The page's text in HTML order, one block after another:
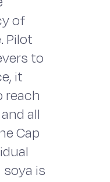
of
Pilot
to
it
reach
all
Cap
is